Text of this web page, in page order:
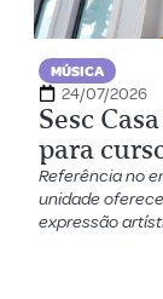
MÚSICA
24/07/2026
Sesc
para
Referência no
unidade
expressão